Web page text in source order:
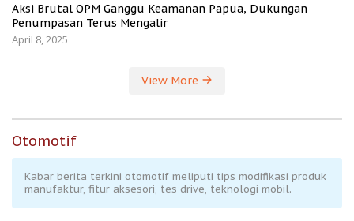
Aksi Brutal OPM Ganggu Keamanan Papua, Dukungan
Penumpasan Terus Mengalir
April 8, 2025
View More
Otomotif
Kabar berita terkini otomotif meliputi tips modifikasi produk
manufaktur, fitur aksesori, tes drive, teknologi mobil.